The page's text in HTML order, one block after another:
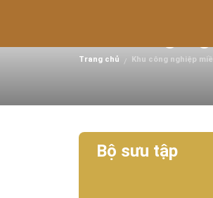
Khu Công
Trang chủ / Khu công nghiệp
Bộ sưu tập